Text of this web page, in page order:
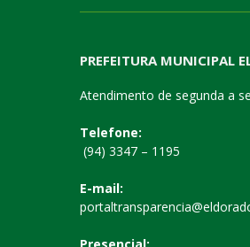
PREFEITURA MUNICIPAL
Atendimento de segunda a
Telefone:
(94) 3347 – 1195
E-mail: